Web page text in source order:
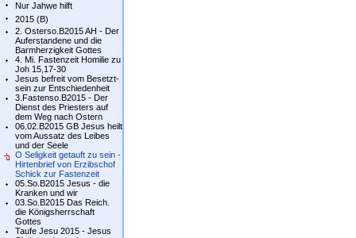
Nur Jahwe hilft
2015 (B)
2. Osterso.B2015 AH - Der
Auferstandene und die
Barmherzigkeit Gottes
4. Mi. Fastenzeit Homilie zu
Joh 15,17-30
Jesus befreit vom Besetzt-
sein zur Entschiedenheit
3.Fastenso.B2015 - Der
Dienst des Priesters auf
dem Weg nach Ostern
06.02.B2015 GB Jesus heilt
vom Aussatz des Leibes
und der Seele
O Seligkeit getauft zu sein -
Hirtenbrief von Erzibschof
Schick zur Fastenzeit
05.So.B2015 Jesus - die
Kranken und wir
03.So.B2015 Das Reich.
die Königsherrschaft
Gottes
Taufe Jesu 2015 - Jesus